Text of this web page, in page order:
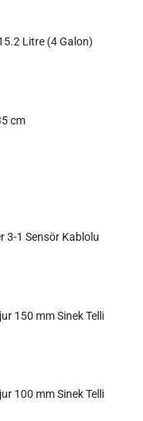
Litre (4 Galon)
cm
3-1 Sensör Kablolu
150 mm Sinek Telli
100 mm Sinek Telli